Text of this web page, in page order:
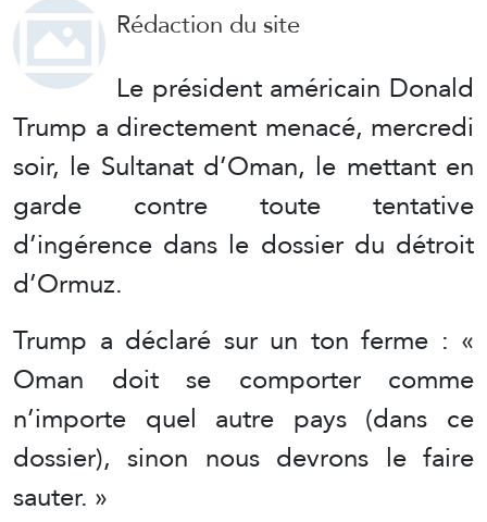
Rédaction du site
Le président américain Donald
Trump a directement menacé, mercredi
soir, le Sultanat d’Oman, le mettant en
garde contre toute tentative
d’ingérence dans le dossier du détroit
d’Ormuz.
Trump a déclaré sur un ton ferme : «
Oman doit se comporter comme
n’importe quel autre pays (dans ce
dossier), sinon nous devrons le faire
sauter. »